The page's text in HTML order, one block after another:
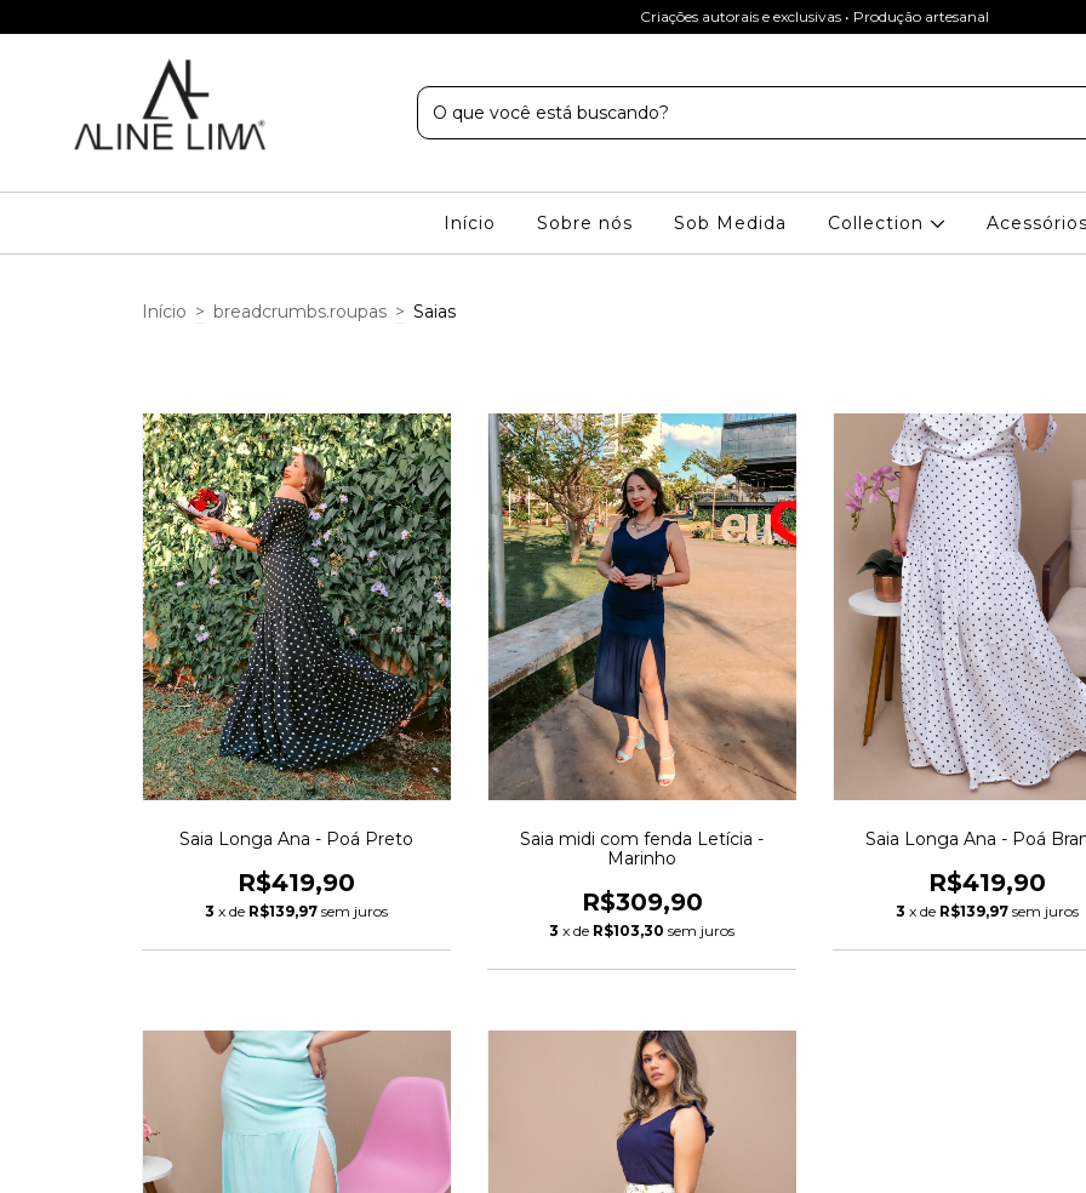
Criações autorais e exclusivas • Produção artesanal
Início Sobre nós Sob Medida Collection
Início > breadcrumbs.roupas > Saias
Saia Longa Ana - Poá Preto
R$419,90
3 x de R$139,97 sem juros
Saia midi com fenda Letícia -
Marinho
R$309,90
3 x de R$103,30 sem juros
Saia Longa Ana - Poá
R$419,90
3 x de R$139,97 sem juros